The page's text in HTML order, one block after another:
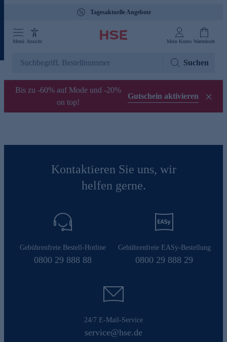
Tagesaktuelle Angebote
Menü Ansicht Mein Konto Warenkorb
Suchen
Bis zu -60% auf Mode und -20%
on top!
Gutschein aktivieren
Kontaktieren Sie uns, wir
helfen gerne.
Gebührenfreie Bestell-Hotline
0800 29 888 88
Gebührenfreie EASy-Bestellung
0800 29 888 29
24/7 E-Mail-Service
service@hse.de